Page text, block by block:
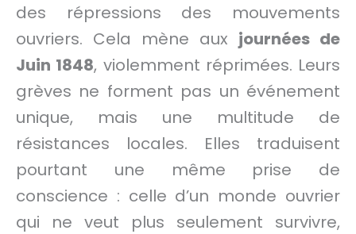
des répressions des mouvements
ouvriers. Cela mène aux journées de
Juin 1848, violemment réprimées. Leurs
grèves ne forment pas un événement
unique, mais une multitude de
résistances locales. Elles traduisent
pourtant une même prise de
conscience : celle d’un monde ouvrier
qui ne veut plus seulement survivre,